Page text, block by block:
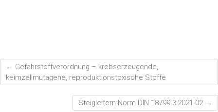
← Gefahrstoffverordnung – krebserzeugende,
keimzellmutagene, reproduktionstoxische Stoffe
Steigleitern Norm DIN 18799-3:2021-02 →